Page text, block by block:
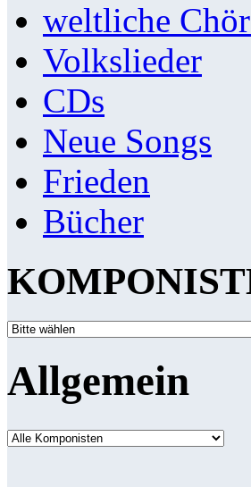
weltliche
Volkslieder
CDs
Neue Songs
Frieden
Bücher
Allgemein